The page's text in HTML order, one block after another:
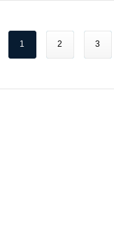
vol.56］…双海
子版では掲載し
1 2 3